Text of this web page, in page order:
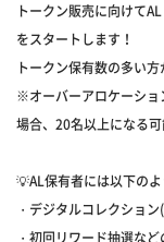
トークン販売に向けて
をスタートします！
トークン保有数の多い
※オーバーアロケーショ
場合、20名以上になる可
💡AL保有者には以下の
・デジタルコレクショ
・初回リワード抽選な